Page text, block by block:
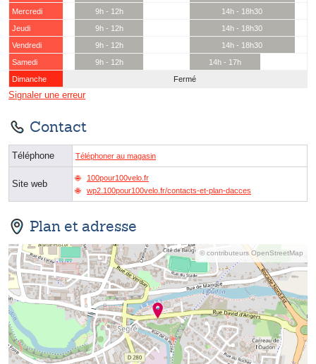
Mercredi
9h - 12h
14h - 18h30
Jeudi
9h - 12h
14h - 18h30
Vendredi
9h - 12h
14h - 18h30
Samedi
9h - 12h
14h - 17h
Dimanche
Fermé
Signaler une erreur
Contact
Téléphone Téléphoner au magasin
Site web
100pour100velo.fr
wp2.100pour100velo.fr/contacts-et-plan-dacces
Plan et adresse
© contributeurs OpenStreetMap